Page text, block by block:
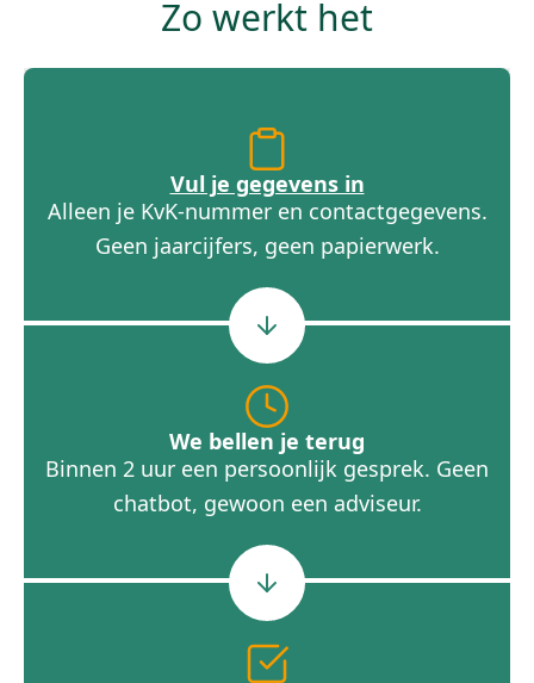
Zo werkt het
Vul je gegevens in
Alleen je KvK-nummer en contactgegevens.
Geen jaarcijfers, geen papierwerk.
We bellen je terug
Binnen 2 uur een persoonlijk gesprek. Geen
chatbot, gewoon een adviseur.